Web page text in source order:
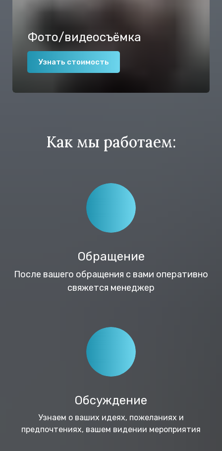
Фото/видеосъёмка
Узнать стоимость
Как мы работаем:
Обращение
После вашего обращения с вами оперативно
свяжется менеджер
Обсуждение
Узнаем о ваших идеях, пожеланиях и
предпочтениях, вашем видении мероприятия